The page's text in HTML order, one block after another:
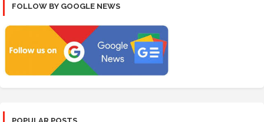
FOLLOW BY GOOGLE NEWS